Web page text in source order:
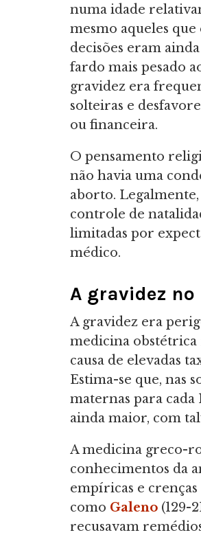
numa idade
mesmo aqueles
decisões eram
fardo mais pesado
gravidez era
solteiras e
ou financeira.
O pensamento
não havia uma
aborto.
controle de
limitadas por
médico.
A gravidez
A gravidez era
medicina
causa de elevadas
Estima-se que, nas
maternas para
ainda maior, com
A medicina greco-
conhecimentos da
empíricas e
como Galeno (129-
recusavam